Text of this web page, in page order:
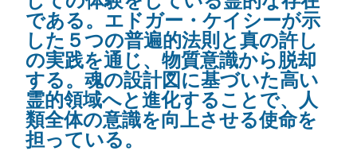
である。エドガー・ケイシーが示
した５つの普遍的法則と真の許し
の実践を通じ、物質意識から脱却
する。魂の設計図に基づいた高い
霊的領域へと進化することで、人
類全体の意識を向上させる使命を
担っている。